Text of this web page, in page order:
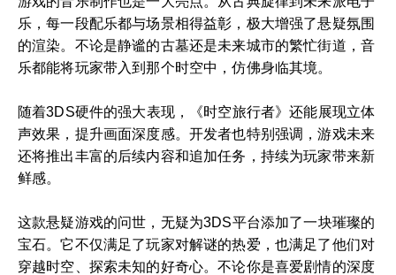
乐，每一段配乐都与场景相得益彰，极大增强了悬疑氛围
的渲染。不论是静谧的古墓还是未来城市的繁忙街道，音
乐都能将玩家带入到那个时空中，仿佛身临其境。
随着3DS硬件的强大表现，《时空旅行者》还能展现立体
声效果，提升画面深度感。开发者也特别强调，游戏未来
还将推出丰富的后续内容和追加任务，持续为玩家带来新
鲜感。
这款悬疑游戏的问世，无疑为3DS平台添加了一块璀璨的
宝石。它不仅满足了玩家对解谜的热爱，也满足了他们对
穿越时空、探索未知的好奇心。不论你是喜爱剧情的深度